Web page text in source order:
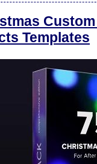
Templates